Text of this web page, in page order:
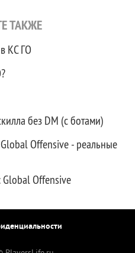
ТАКЖЕ
КС ГО
без DM (с ботами)
Offensive - реальные
Offensive